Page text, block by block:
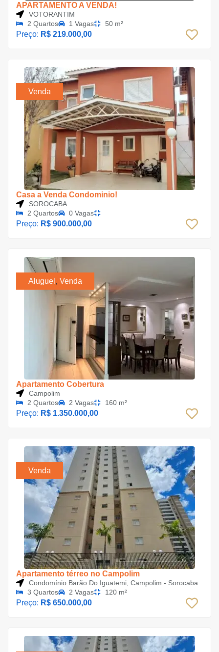
APARTAMENTO A VENDA!
VOTORANTIM
2 Quartos
1 Vagas 50 m²
Preço: R$ 219.000,00
Venda
Casa a Venda Condominio!
SOROCABA
2 Quartos
0 Vagas
Preço: R$ 900.000,00
Aluguel , Venda
Apartamento Cobertura
Campolim
2 Quartos
2 Vagas 160 m²
Preço: R$ 1.350.000,00
Venda
Apartamento térreo no Campolim
Condomínio Barão Do Iguatemi, Campolim - Sorocaba
3 Quartos
2 Vagas 120 m²
Preço: R$ 650.000,00